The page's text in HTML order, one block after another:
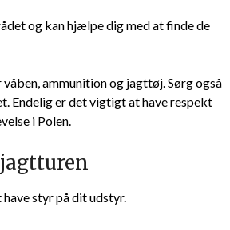
og kan hjælpe dig med at finde de
ammunition og jagttøj. Sørg også
Endelig er det vigtigt at have respekt
i Polen.
styr på dit udstyr.